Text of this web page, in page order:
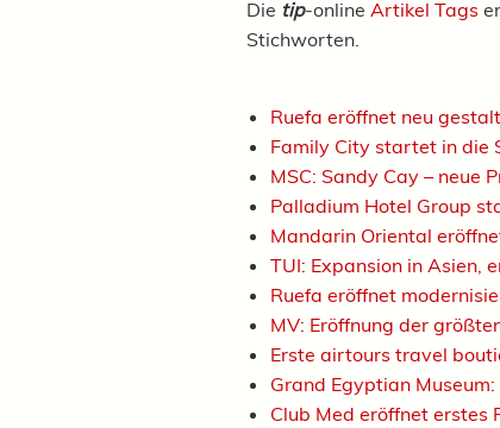
Die tip-online Artikel Tags
Stichworten.
Ruefa eröffnet neu
Family City startet in die
MSC: Sandy Cay – neue
Palladium Hotel Group
Mandarin Oriental
TUI: Expansion in Asien,
Ruefa eröffnet
MV: Eröffnung der
Erste airtours travel
Grand Egyptian
Club Med eröffnet erstes